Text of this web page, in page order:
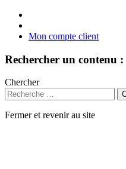
Mon compte client
Rechercher un contenu :
Chercher
Fermer et revenir au site